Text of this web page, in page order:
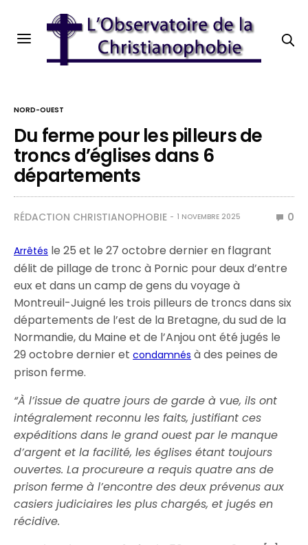
NORD-OUEST
Du ferme pour les pilleurs de
troncs d’églises dans 6
départements
RÉDACTION CHRISTIANOPHOBIE 1 NOVEMBRE 2025 0
Arrêtés le 25 et le 27 octobre dernier en flagrant
délit de pillage de tronc à Pornic pour deux d’entre
eux et dans un camp de gens du voyage à
Montreuil-Juigné les trois pilleurs de troncs dans six
départements de l’est de la Bretagne, du sud de la
Normandie, du Maine et de l’Anjou ont été jugés le
29 octobre dernier etcondamnés à des peines de
prison ferme.
“À l’issue de quatre jours de garde à vue, ils ont
intégralement reconnu les faits, justifiant ces
expéditions dans le grand ouest par le manque
d’argent et la facilité, les églises étant toujours
ouvertes. La procureure a requis quatre ans de
prison ferme à l’encontre des deux prévenus aux
casiers judiciaires les plus chargés, et jugés en
récidive.